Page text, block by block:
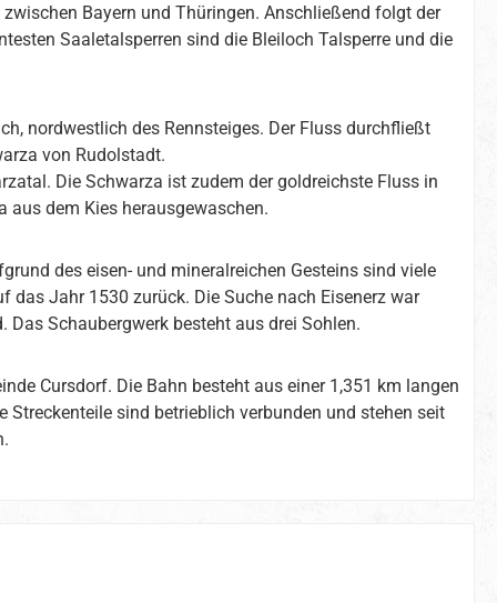
Bayern und Thüringen. Anschließend folgt der
Saaletalsperren sind die Bleiloch Talsperre und die
nordwestlich des Rennsteiges. Der Fluss durchfließt
von Rudolstadt.
Die Schwarza ist zudem der goldreichste Fluss in
aus dem Kies herausgewaschen.
des eisen- und mineralreichen Gesteins sind viele
das Jahr 1530 zurück. Die Suche nach Eisenerz war
Schaubergwerk besteht aus drei Sohlen.
Cursdorf. Die Bahn besteht aus einer 1,351 km langen
sind betrieblich verbunden und stehen seit